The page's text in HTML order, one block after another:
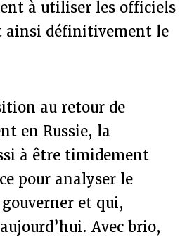
à utiliser les officiels
ainsi définitivement le
au retour de
en Russie, la
à être timidement
pour analyser le
et qui,
Avec brio,